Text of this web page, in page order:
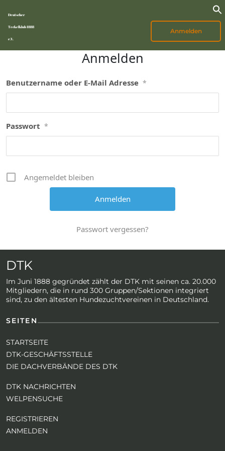
Deutscher
Teckelklub 1888
e.V.
Anmelden
Anmelden
Benutzername oder E-Mail Adresse *
Passwort *
Angemeldet bleiben
Passwort vergessen?
DTK
Im Juni 1888 gegründet zählt der DTK mit seinen ca. 20.000
Mitgliedern, die in rund 300 Gruppen/Sektionen integriert
sind, zu den ältesten Hundezuchtvereinen in Deutschland.
SEITEN
STARTSEITE
DTK-GESCHÄFTSSTELLE
DIE DACHVERBÄNDE DES DTK
DTK NACHRICHTEN
WELPENSUCHE
REGISTRIEREN
ANMELDEN